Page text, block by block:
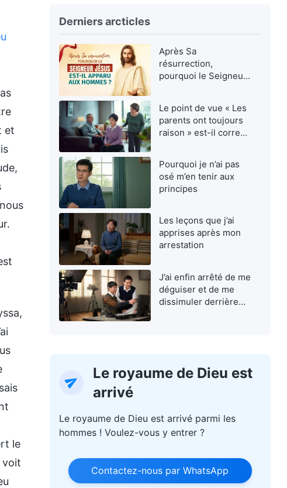
et
le
voit
Derniers arcticles
Après Sa
résurrection,
pourquoi le Seigneur
Le point de vue « Les
parents ont toujours
raison » est-il correct
Pourquoi je n’ai pas
osé m’en tenir aux
principes
Les leçons que j’ai
apprises après mon
arrestation
J’ai enfin arrêté de me
déguiser et de me
dissimuler derrière
Le royaume de Dieu est
arrivé
Le royaume de Dieu est arrivé parmi les
hommes ! Voulez-vous y entrer ?
Contactez-nous par WhatsApp